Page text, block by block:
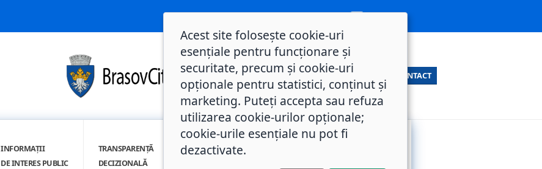
CONTACT
INFORMAȚII
DE INTERES PUBLIC
TRANSPARENȚĂ
DECIZIONALĂ
INTEGRITATE
Acest site folosește cookie-uri
esențiale pentru funcționare și
securitate, precum și cookie-uri
opționale pentru statistici, conținut și
marketing. Puteți accepta sau refuza
utilizarea cookie-urilor opționale;
cookie-urile esențiale nu pot fi
dezactivate.